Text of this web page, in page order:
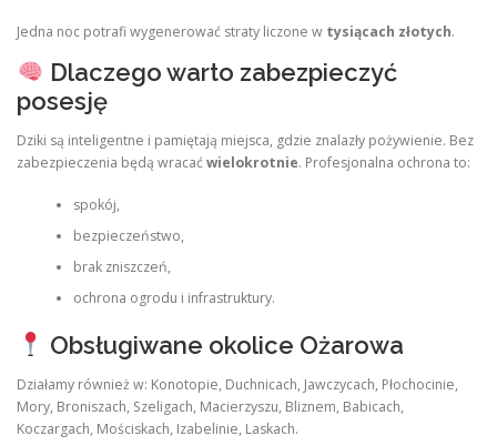
Jedna noc potrafi wygenerować straty liczone w tysiącach złotych.
Dlaczego warto zabezpieczyć
posesję
Dziki są inteligentne i pamiętają miejsca, gdzie znalazły pożywienie. Bez
zabezpieczenia będą wracaćwielokrotnie. Profesjonalna ochrona to:
spokój,
bezpieczeństwo,
brak zniszczeń,
ochrona ogrodu i infrastruktury.
Obsługiwane okolice Ożarowa
Działamy również w: Konotopie, Duchnicach, Jawczycach, Płochocinie,
Mory, Broniszach, Szeligach, Macierzyszu, Bliznem, Babicach,
Koczargach, Mościskach, Izabelinie, Laskach.